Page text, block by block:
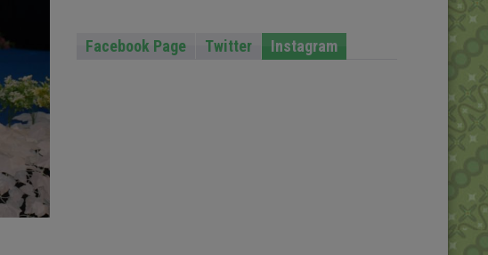
Facebook Page Twitter Instagram